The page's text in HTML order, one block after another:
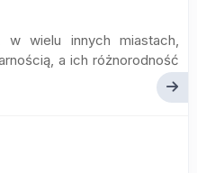
wielu innych miastach,
a ich różnorodność